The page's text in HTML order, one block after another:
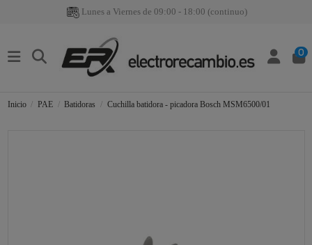
Lunes a Viernes de 09:00 - 18:00 (continuo)
0
Inicio PAE Batidoras Cuchilla batidora - picadora Bosch MSM6500/01